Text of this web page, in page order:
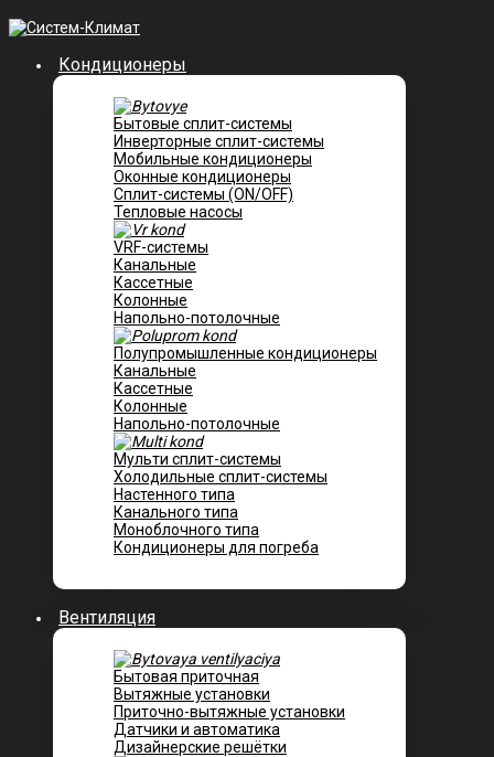
Кондиционеры
Бытовые сплит-системы
Инверторные сплит-системы
Мобильные кондиционеры
Оконные кондиционеры
Сплит-системы (ON/OFF)
Тепловые насосы
VRF-системы
Канальные
Касcетные
Колонные
Напольно-потолочные
Полупромышленные кондиционеры
Канальные
Кассетные
Колонные
Напольно-потолочные
Мульти сплит-системы
Холодильные сплит-системы
Настенного типа
Канального типа
Моноблочного типа
Кондиционеры для погреба
Вентиляция
Бытовая приточная
Вытяжные установки
Приточно-вытяжные установки
Датчики и автоматика
Дизайнерские решётки